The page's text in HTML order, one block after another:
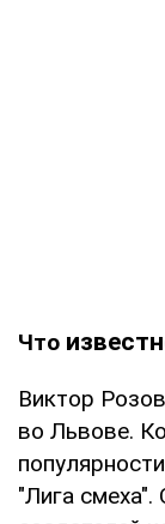
Что
Виктор
во Львове.
"Лига